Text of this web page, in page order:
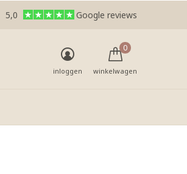
inloggen winkelwagen
0
5,0 Google reviews